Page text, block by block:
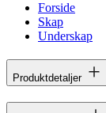
Forside
Skap
Underskap
Produktdetaljer